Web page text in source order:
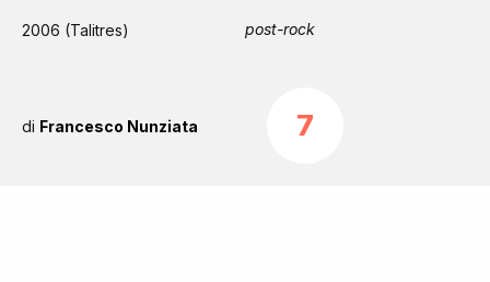
2006 (Talitres) post-rock
di Francesco Nunziata 7